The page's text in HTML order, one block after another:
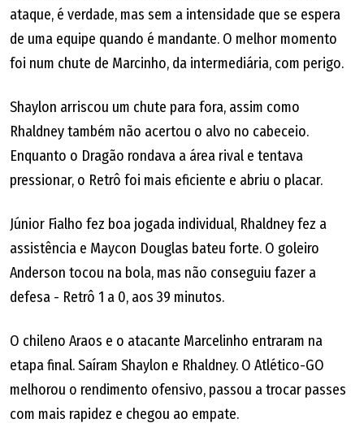
ataque, é verdade, mas sem a intensidade que se espera
de uma equipe quando é mandante. O melhor momento
foi num chute de Marcinho, da intermediária, com perigo.
Shaylon arriscou um chute para fora, assim como
Rhaldney também não acertou o alvo no cabeceio.
Enquanto o Dragão rondava a área rival e tentava
pressionar, o Retrô foi mais eficiente e abriu o placar.
Júnior Fialho fez boa jogada individual, Rhaldney fez a
assistência e Maycon Douglas bateu forte. O goleiro
Anderson tocou na bola, mas não conseguiu fazer a
defesa - Retrô 1 a 0, aos 39 minutos.
O chileno Araos e o atacante Marcelinho entraram na
etapa final. Saíram Shaylon e Rhaldney. O Atlético-GO
melhorou o rendimento ofensivo, passou a trocar passes
com mais rapidez e chegou ao empate.